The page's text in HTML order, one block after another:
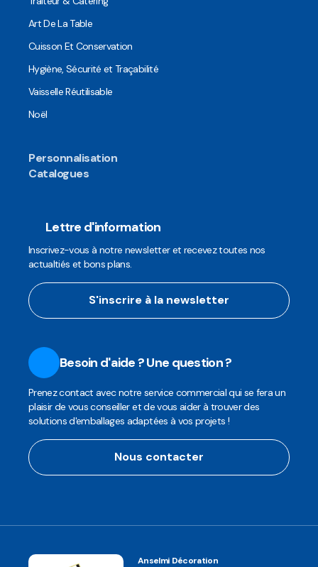
Art De La Table
Cuisson Et Conservation
Hygiène, Sécurité et Traçabilité
Vaisselle Réutilisable
Noël
Personnalisation
Catalogues
Lettre d'information
Inscrivez-vous à notre newsletter et recevez toutes nos
actualtiés et bons plans.
S'inscrire à la newsletter
Besoin d'aide ? Une question ?
Prenez contact avec notre service commercial qui se fera un
plaisir de vous conseiller et de vous aider à trouver des
solutions d'emballages adaptées à vos projets !
Nous contacter
Anselmi Décoration